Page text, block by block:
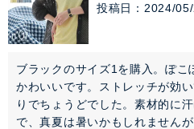
投稿日 2024/05/
ブラックのサイズ1を購入。ぽ
かわいいです。ストレッチが効
りでちょうどでした。素材的に
で、真夏は暑いかもしれません